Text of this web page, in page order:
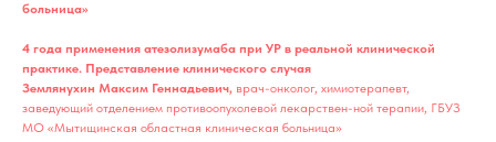
больница»
4 года применения атезолизумаба при УР в реальной клинической
практике. Представление клинического случая
Землянухин Максим Геннадьевич, врач-онколог, химиотерапевт,
заведующий отделением противоопухолевой лекарствен-ной терапии, ГБУЗ
МО «Мытищинская областная клиническая больница»